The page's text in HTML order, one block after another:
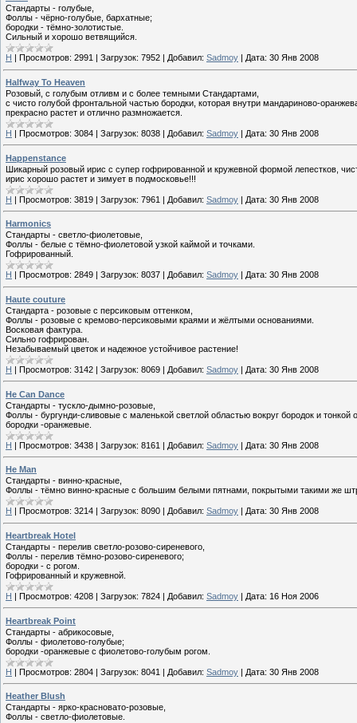
Стандарты - голубые,
Фоллы - чёрно-голубые, бархатные;
бородки - тёмно-золотистые.
Сильный и хорошо ветвящийся.
H Просмотров: 2991 Загрузок: 7952 Добавил: Sadmoy Дата: 30 Янв 2008
Halfway To Heaven
Розовый, с голубым отливм и с более темными Стандартами,
с чисто голубой фронтальной частью бородки, которая внутри мандариново-
прекрасно растет и отлично размножается.
H | Просмотров: 3084 | Загрузок: 8038 | Добавил: Sadmoy | Дата: 30 Янв 2008
Happenstance
Шикарный розовый ирис с супер гофрированной и кружевной формой лепестков,
ирис хорошо растет и зимует в подмосковье!!!
H | Просмотров: 3819 | Загрузок: 7961 | Добавил: Sadmoy | Дата: 30 Янв 2008
Harmonics
Стандарты - светло-фиолетовые,
Фоллы - белые с тёмно-фиолетовой узкой каймой и точками.
Гофрированный.
H Просмотров: 2849 Загрузок: 8037 Добавил: Sadmoy Дата: 30 Янв 2008
Haute couture
Стандарта - розовые с персиковым оттенком,
Фоллы - розовые с кремово-персиковыми краями и жёлтыми основаниями.
Восковая фактура.
Сильно гофрирован.
Незабываемый цветок и надежное устойчивое растение!
H | Просмотров: 3142 | Загрузок: 8069 | Добавил: Sadmoy | Дата: 30 Янв 2008
He Can Dance
Стандарты - тускло-дымно-розовые,
Фоллы - бургунди-сливовые с маленькой светлой областью вокруг бородок и
бородки -оранжевые.
H | Просмотров: 3438 | Загрузок: 8161 | Добавил: Sadmoy | Дата: 30 Янв 2008
He Man
Стандарты - винно-красные,
Фоллы - тёмно винно-красные с большим белыми пятнами, покрытыми такими же
H | Просмотров: 3214 | Загрузок: 8090 | Добавил: Sadmoy | Дата: 30 Янв 2008
Heartbreak Hotel
Стандарты - перелив светло-розово-сиреневого,
Фоллы - перелив тёмно-розово-сиреневого;
бородки - с рогом.
Гофрированный и кружевной.
H | Просмотров: 4208 | Загрузок: 7824 | Добавил: Sadmoy | Дата: 16 Ноя 2006
Heartbreak Point
Стандарты - абрикосовые,
Фоллы - фиолетово-голубые;
бородки -оранжевые с фиолетово-голубым рогом.
H | Просмотров: 2804 | Загрузок: 8041 | Добавил: Sadmoy | Дата: 30 Янв 2008
Heather Blush
Стандарты - ярко-красновато-розовые,
Фоллы - светло-фиолетовые.